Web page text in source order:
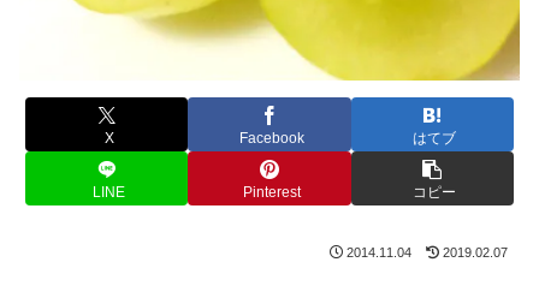
X Facebook はてブ
LINE Pinterest コピー
2014.11.04 2019.02.07